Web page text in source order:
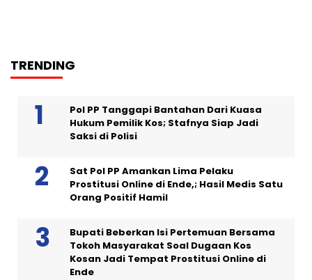
TRENDING
Pol PP Tanggapi Bantahan Dari Kuasa
Hukum Pemilik Kos; Stafnya Siap Jadi
Saksi di Polisi
Sat Pol PP Amankan Lima Pelaku
Prostitusi Online di Ende,; Hasil Medis Satu
Orang Positif Hamil
Bupati Beberkan Isi Pertemuan Bersama
Tokoh Masyarakat Soal Dugaan Kos
Kosan Jadi Tempat Prostitusi Online di
Ende